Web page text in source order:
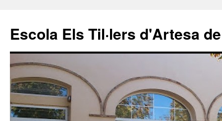
Escola Els Til·lers d'Artesa